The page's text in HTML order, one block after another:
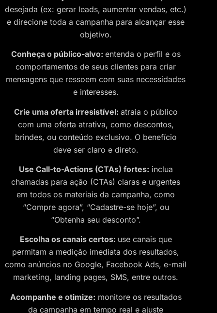
desejada (ex: gerar leads, aumentar vendas, etc.)
e direcione toda a campanha para alcançar esse
objetivo.
Conheça o público-alvo: entenda o perfil e os
comportamentos de seus clientes para criar
mensagens que ressoem com suas necessidades
e interesses.
Crie uma oferta irresistível: atraia o público
com uma oferta atrativa, como descontos,
brindes, ou conteúdo exclusivo. O benefício
deve ser claro e direto.
Use Call-to-Actions (CTAs) fortes: inclua
chamadas para ação (CTAs) claras e urgentes
em todos os materiais da campanha, como
“Compre agora”, “Cadastre-se hoje”, ou
“Obtenha seu desconto”.
Escolha os canais certos: use canais que
permitam a medição imediata dos resultados,
como anúncios no Google, Facebook Ads, e-mail
marketing, landing pages, SMS, entre outros.
Acompanhe e otimize: monitore os resultados
da campanha em tempo real e ajuste